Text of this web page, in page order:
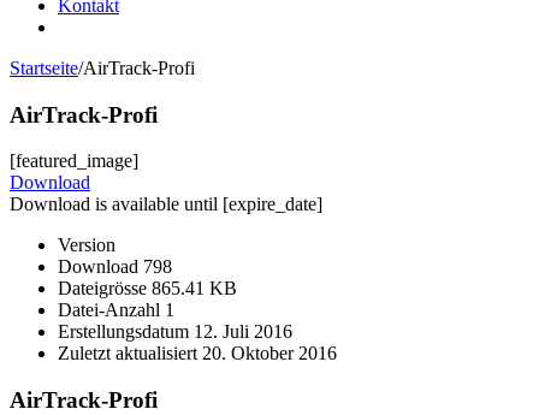
Kontakt
Startseite/AirTrack-Profi
AirTrack-Profi
[featured_image]
Download
Download is available until [expire_date]
Version
Download 798
Dateigrösse 865.41 KB
Datei-Anzahl 1
Erstellungsdatum 12. Juli 2016
Zuletzt aktualisiert20. Oktober 2016
AirTrack-Profi